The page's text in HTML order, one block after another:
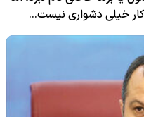
کار خیلی دشواری نیست…